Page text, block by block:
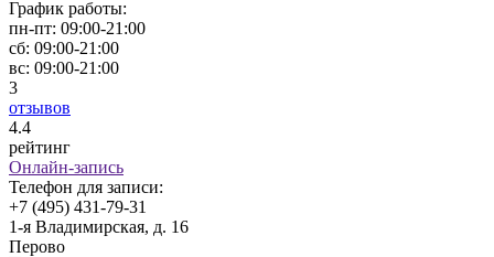
График работы:
пн-пт: 09:00-21:00
сб: 09:00-21:00
вс: 09:00-21:00
3
отзывов
4.4
рейтинг
Онлайн-запись
Телефон для записи:
+7 (495) 431-79-31
1-я Владимирская, д. 16
Перово